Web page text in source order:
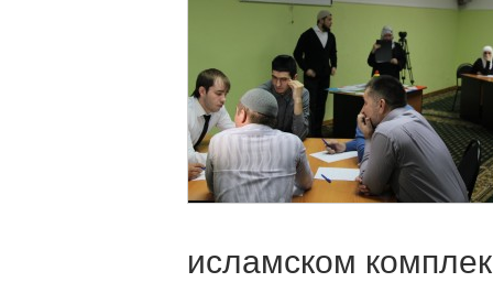
исламском